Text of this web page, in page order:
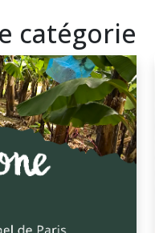
catégorie